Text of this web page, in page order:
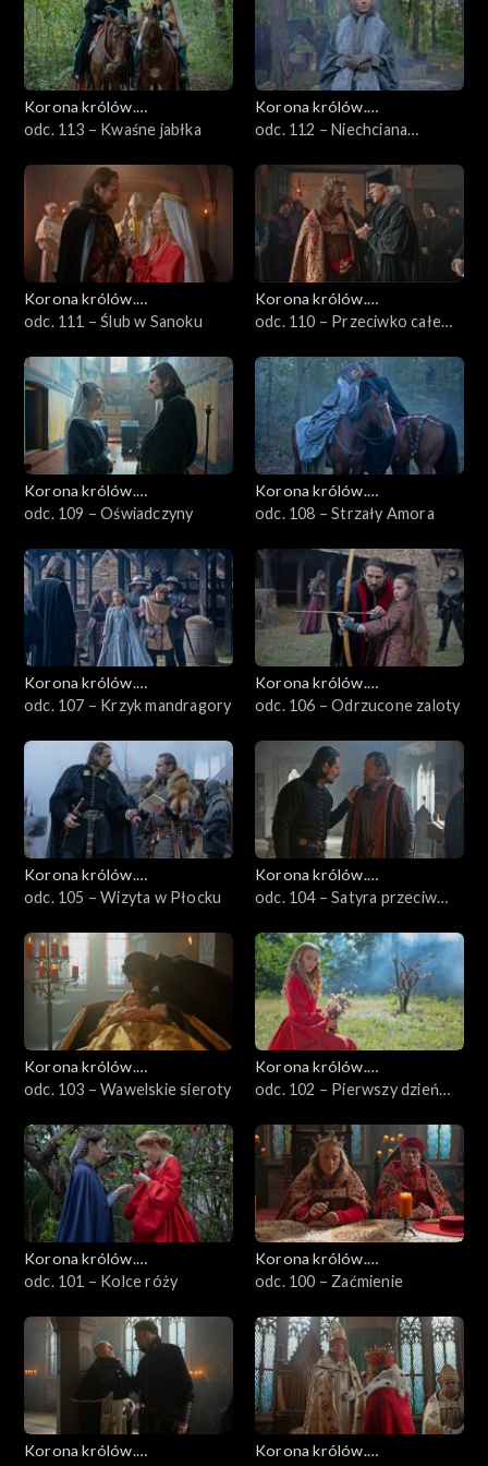
Korona królów.
Jagiellonowie
odc. 113 – Kwaśne jabłka
Korona królów.
Jagiellonowie
odc. 112 – Niechciana
Korona królów.
Jagiellonowie
odc. 111 – Ślub w Sanoku
Korona królów.
Jagiellonowie
odc. 110 – Przeciwko całemu
Korona królów.
Jagiellonowie
odc. 109 – Oświadczyny
Korona królów.
Jagiellonowie
odc. 108 – Strzały Amora
Korona królów.
Jagiellonowie
odc. 107 – Krzyk mandragory
Korona królów.
Jagiellonowie
odc. 106 – Odrzucone zaloty
Korona królów.
Jagiellonowie
odc. 105 – Wizyta w Płocku
Korona królów.
Jagiellonowie
odc. 104 – Satyra przeciw
Korona królów.
Jagiellonowie
odc. 103 – Wawelskie sieroty
Korona królów.
Jagiellonowie
odc. 102 – Pierwszy dzień
Korona królów.
Jagiellonowie
odc. 101 – Kolce róży
Korona królów.
Jagiellonowie
odc. 100 – Zaćmienie
Korona królów.
Korona królów.